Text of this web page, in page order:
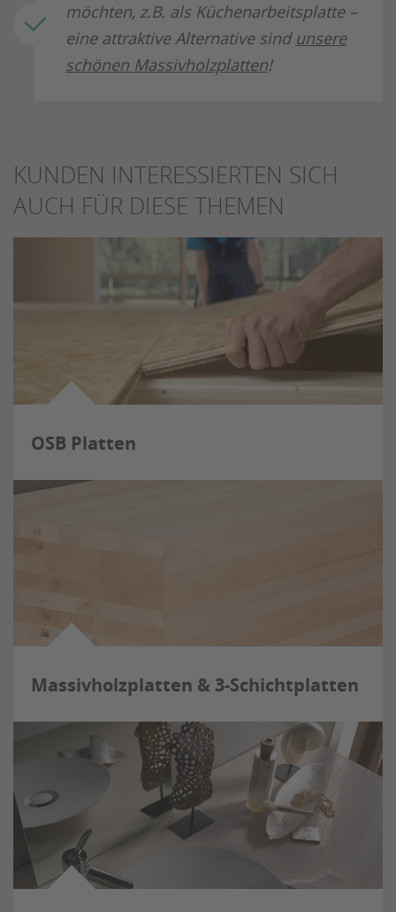
möchten, z.B. als Küchenarbeitsplatte –
eine attraktive Alternative sind unsere
schönen Massivholzplatten!
KUNDEN INTERESSIERTEN SICH
AUCH FÜR DIESE THEMEN
OSB Platten
Massivholzplatten & 3-Schichtplatten